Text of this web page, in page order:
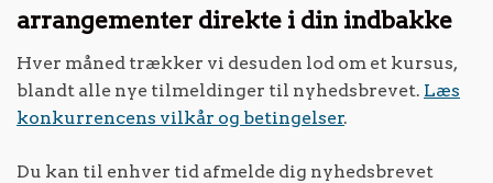
arrangementer direkte i din indbakke
Hver måned trækker vi desuden lod om et kursus,
blandt alle nye tilmeldinger til nyhedsbrevet. Læs
konkurrencens vilkår og betingelser.
Du kan til enhver tid afmelde dig nyhedsbrevet